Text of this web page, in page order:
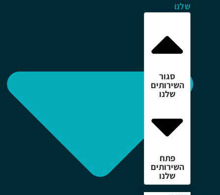
שלנו
סגור
השירותים
שלנו
פתח
השירותים
שלנו